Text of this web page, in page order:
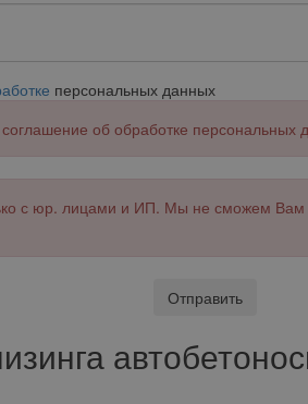
персональных данных
об обработке персональных
с юр. лицами и ИП. Мы не сможем Вам
Отправить